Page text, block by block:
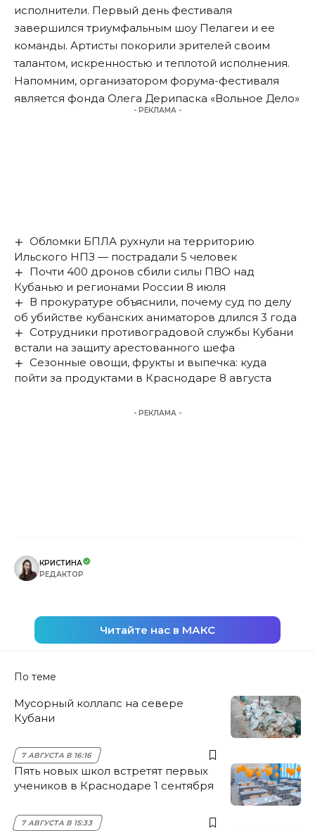
исполнители. Первый день фестиваля
завершился триумфальным шоу Пелагеи и ее
команды. Артисты покорили зрителей своим
талантом, искренностью и теплотой исполнения.
Напомним, организатором форума-фестиваля
является фонда Олега Дерипаска «Вольное Дело»
- РЕКЛАМА -
Обломки БПЛА рухнули на территорию
Ильского НПЗ — пострадали 5 человек
Почти 400 дронов сбили силы ПВО над
Кубанью и регионами России 8 июля
В прокуратуре объяснили, почему суд по делу
об убийстве кубанских аниматоров длился 3 года
Сотрудники противоградовой службы Кубани
встали на защиту арестованного шефа
Сезонные овощи, фрукты и выпечка: куда
пойти за продуктами в Краснодаре 8 августа
- РЕКЛАМА -
КРИСТИНА
РЕДАКТОР
Читайте нас в МАКС
По теме
Мусорный коллапс на севере
Кубани
7 АВГУСТА В 16:16
Пять новых школ встретят первых
учеников в Краснодаре 1 сентября
7 АВГУСТА В 15:33